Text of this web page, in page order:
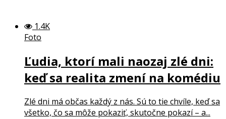
1.4K
Foto
Ľudia, ktorí mali naozaj zlé dni:
keď sa realita zmení na komédiu
Zlé dni má občas každý z nás. Sú to tie chvíle, keď sa
všetko, čo sa môže pokaziť, skutočne pokazí – a...